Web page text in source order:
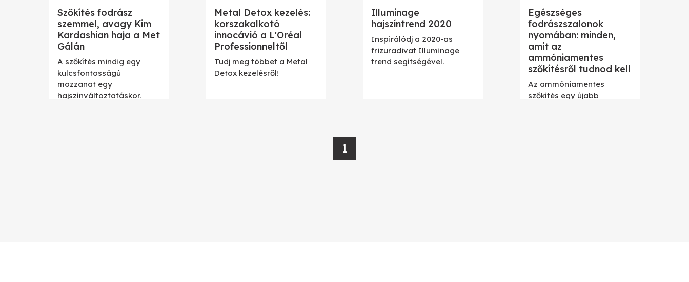
Szőkítés fodrász
szemmel, avagy Kim
Kardashian haja a Met
Gálán
A szőkítés mindig egy
kulcsfontosságú
mozzanat egy
hajszínváltoztatáskor.
Metal Detox kezelés:
korszakalkotó
innocávió a L'Oréal
Professionneltől
Tudj meg többet a Metal
Detox kezelésről!
Illuminage
hajszíntrend 2020
Inspirálódj a 2020-as
frizuradivat Illuminage
trend segítségével.
Egészséges
fodrászszalonok
nyomában: minden,
amit az
ammóniamentes
szőkítésről tudnod kell
Az ammóniamentes
szőkítés egy újabb
1